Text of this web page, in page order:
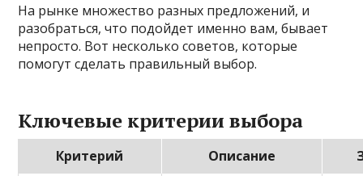
На рынке множество разных предложений, и
разобраться, что подойдет именно вам, бывает
непросто. Вот несколько советов, которые
помогут сделать правильный выбор.
Ключевые критерии выбора
Критерий Описание